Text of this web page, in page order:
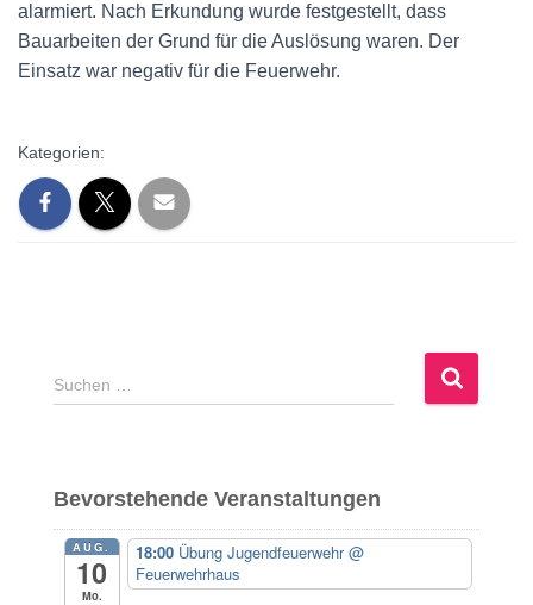
alarmiert. Nach Erkundung wurde festgestellt, dass
Bauarbeiten der Grund für die Auslösung waren. Der
Einsatz war negativ für die Feuerwehr.
Kategorien:
S
u
n
n
Suchen …
Bevorstehende Veranstaltungen
AUG.
10
Mo.
18:00 Übung Jugendfeuerwehr@
Feuerwehrhaus